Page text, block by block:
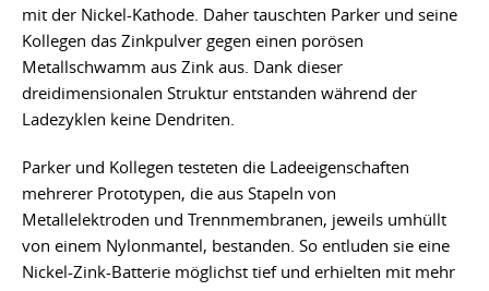
mit der Nickel-Kathode. Daher tauschten Parker und seine
Kollegen das Zinkpulver gegen einen porösen
Metallschwamm aus Zink aus. Dank dieser
dreidimensionalen Struktur entstanden während der
Ladezyklen keine Dendriten.
Parker und Kollegen testeten die Ladeeigenschaften
mehrerer Prototypen, die aus Stapeln von
Metallelektroden und Trennmembranen, jeweils umhüllt
von einem Nylonmantel, bestanden. So entluden sie eine
Nickel-Zink-Batterie möglichst tief und erhielten mit mehr